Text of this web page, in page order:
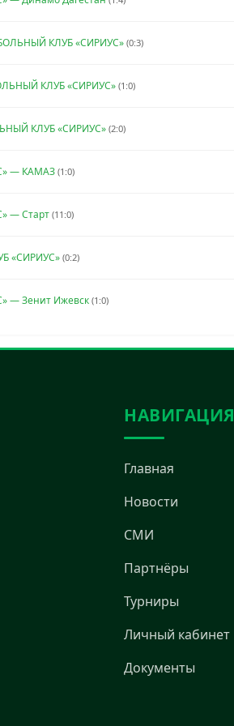
КЛУБ «СИРИУС» (0:3)
КЛУБ «СИРИУС» (1:0)
КЛУБ «СИРИУС» (2:0)
— КАМАЗ (1:0)
— Старт (11:0)
«СИРИУС» (0:2)
— Зенит Ижевск (1:0)
НАВИГАЦИЯ
Главная
Новости
СМИ
Партнёры
Турниры
Личный кабинет
Документы